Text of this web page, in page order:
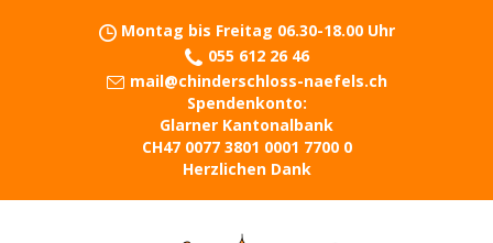
Montag bis Freitag 06.30-18.00 Uhr
055 612 26 46
mail@chinderschloss-naefels.ch
Spendenkonto:
Glarner Kantonalbank
CH47 0077 3801 0001 7700 0
Herzlichen Dank